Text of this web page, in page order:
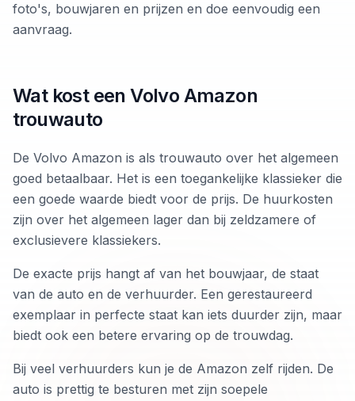
foto's, bouwjaren en prijzen en doe eenvoudig een
aanvraag.
Wat kost een Volvo Amazon
trouwauto
De Volvo Amazon is als trouwauto over het algemeen
goed betaalbaar. Het is een toegankelijke klassieker die
een goede waarde biedt voor de prijs. De huurkosten
zijn over het algemeen lager dan bij zeldzamere of
exclusievere klassiekers.
De exacte prijs hangt af van het bouwjaar, de staat
van de auto en de verhuurder. Een gerestaureerd
exemplaar in perfecte staat kan iets duurder zijn, maar
biedt ook een betere ervaring op de trouwdag.
Bij veel verhuurders kun je de Amazon zelf rijden. De
auto is prettig te besturen met zijn soepele